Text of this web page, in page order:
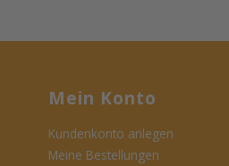
Mein Konto
Kundenkonto anlegen
Meine Bestellungen